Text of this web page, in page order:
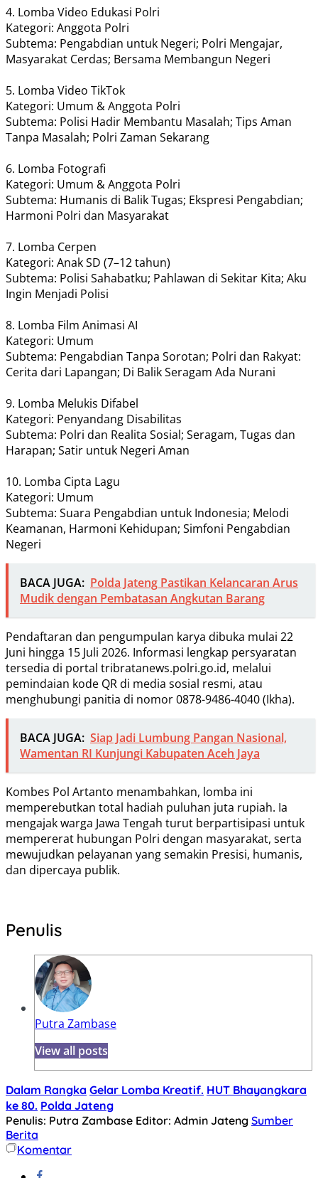
4. Lomba Video Edukasi Polri
​Kategori: Anggota Polri
​Subtema: Pengabdian untuk Negeri; Polri Mengajar,
Masyarakat Cerdas; Bersama Membangun Negeri
5. Lomba Video TikTok
​Kategori: Umum & Anggota Polri
​Subtema: Polisi Hadir Membantu Masalah; Tips Aman
Tanpa Masalah; Polri Zaman Sekarang
6. Lomba Fotografi
​Kategori: Umum & Anggota Polri
​Subtema: Humanis di Balik Tugas; Ekspresi Pengabdian;
Harmoni Polri dan Masyarakat
7. Lomba Cerpen
Kategori: Anak SD (7–12 tahun)
​Subtema: Polisi Sahabatku; Pahlawan di Sekitar Kita; Aku
Ingin Menjadi Polisi
8. Lomba Film Animasi AI
​Kategori: Umum
Subtema: Pengabdian Tanpa Sorotan; Polri dan Rakyat:
Cerita dari Lapangan; Di Balik Seragam Ada Nurani
9. Lomba Melukis Difabel
​Kategori: Penyandang Disabilitas
Subtema: Polri dan Realita Sosial; Seragam, Tugas dan
Harapan; Satir untuk Negeri Aman
10. Lomba Cipta Lagu
​Kategori: Umum
Subtema: Suara Pengabdian untuk Indonesia; Melodi
Keamanan, Harmoni Kehidupan; Simfoni Pengabdian
Negeri
BACA JUGA: Polda Jateng Pastikan Kelancaran Arus
Mudik dengan Pembatasan Angkutan Barang
Pendaftaran dan pengumpulan karya dibuka mulai 22
Juni hingga 15 Juli 2026. Informasi lengkap persyaratan
tersedia di portal tribratanews.polri.go.id, melalui
pemindaian kode QR di media sosial resmi, atau
menghubungi panitia di nomor 0878-9486-4040 (Ikha).
BACA JUGA: Siap Jadi Lumbung Pangan Nasional,
Wamentan RI Kunjungi Kabupaten Aceh Jaya
Kombes Pol Artanto menambahkan, lomba ini
memperebutkan total hadiah puluhan juta rupiah. Ia
mengajak warga Jawa Tengah turut berpartisipasi untuk
mempererat hubungan Polri dengan masyarakat, serta
mewujudkan pelayanan yang semakin Presisi, humanis,
dan dipercaya publik.
Penulis
Putra Zambase
View all posts
Dalam Rangka Gelar Lomba Kreatif. HUT Bhayangkara
ke 80. Polda Jateng
Penulis: Putra Zambase Editor: Admin Jateng Sumber
Berita
Komentar